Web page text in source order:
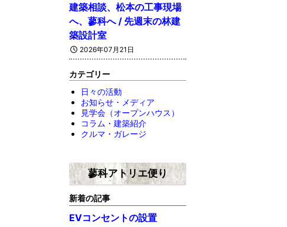
建築相談、松本の工事現場
へ、蓼科へ / 先週末の林建
築設計室
2026年07月21日
カテゴリー
日々の活動
お知らせ・メディア
見学会（オープンハウス）
コラム・建築紹介
クルマ・ガレージ
蓼科アトリエ便り
新着の記事
EVコンセントの設置